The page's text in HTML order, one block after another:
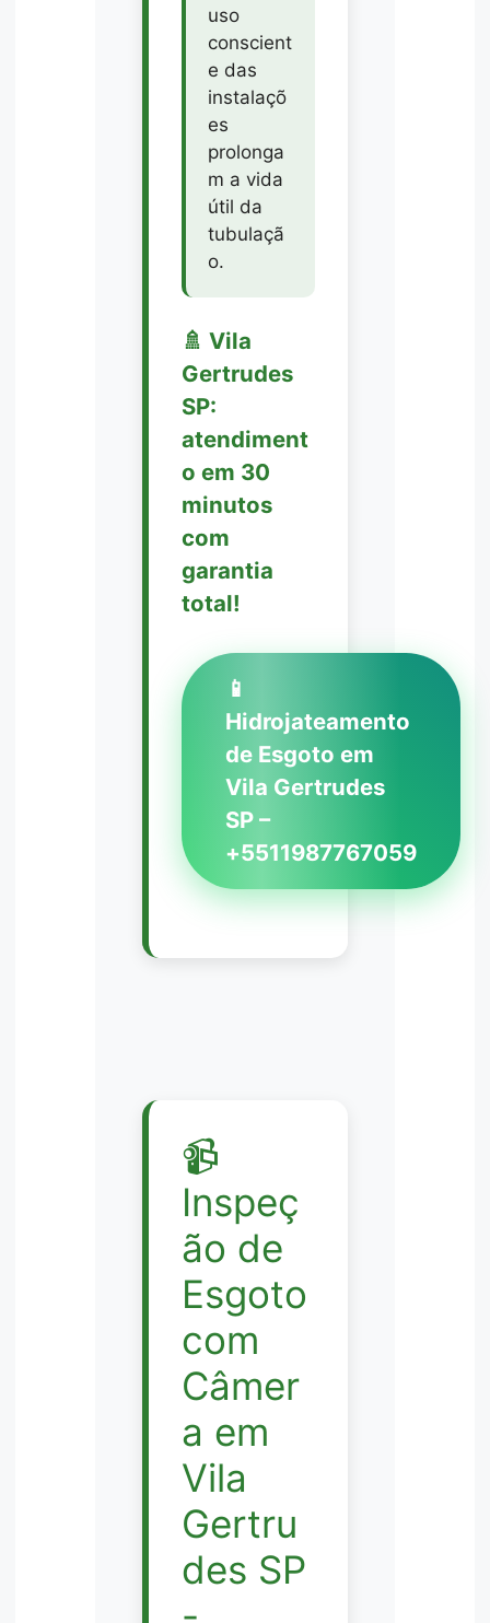
uso
conscient
e das
instalaçõ
es
prolonga
m a vida
útil da
tubulaçã
o.
🚿 Vila
Gertrudes
SP:
atendiment
o em 30
minutos
com
garantia
total!
📱
Hidrojateamento
de Esgoto em
Vila Gertrudes
SP –
+5511987767059
📹
Inspeç
ão de
Esgoto
com
Câmer
a em
Vila
Gertru
des SP